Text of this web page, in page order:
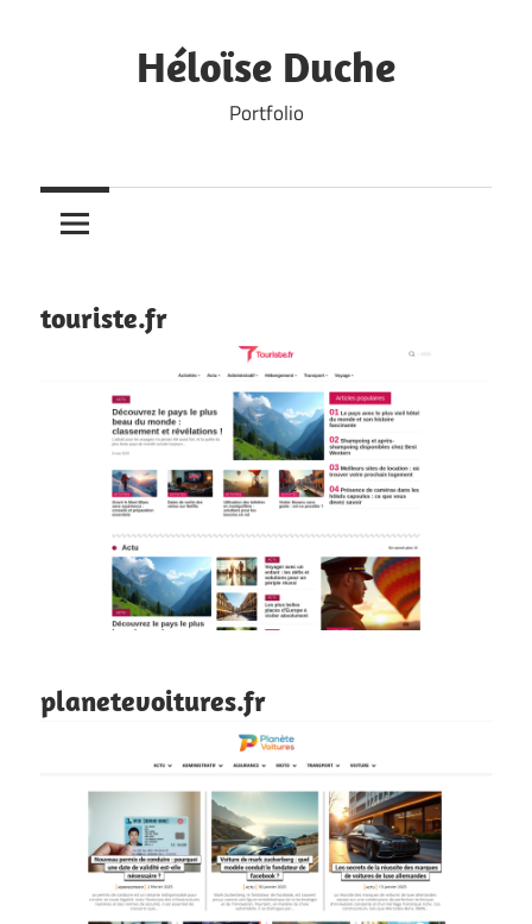
Héloïse Duche
Portfolio
touriste.fr
planetevoitures.fr